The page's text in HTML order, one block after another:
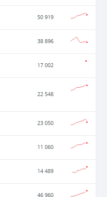
50 919
38 896
17 002
22 548
23 050
11 060
14 489
46 960